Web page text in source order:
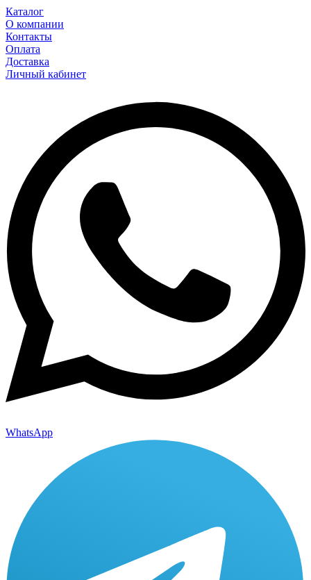
Каталог
О компании
Контакты
Оплата
Доставка
Личный кабинет
WhatsApp